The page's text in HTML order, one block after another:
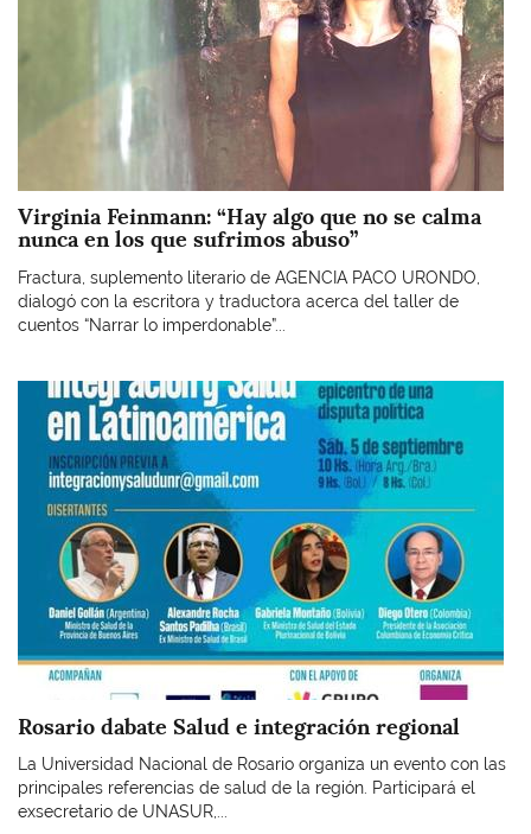
Virginia Feinmann: “Hay algo que no se calma
nunca en los que sufrimos abuso”
Fractura, suplemento literario de AGENCIA PACO URONDO,
dialogó con la escritora y traductora acerca del taller de
cuentos “Narrar lo imperdonable”...
Imagen
Rosario dabate Salud e integración regional
La Universidad Nacional de Rosario organiza un evento con las
principales referencias de salud de la región. Participará el
exsecretario de UNASUR,...